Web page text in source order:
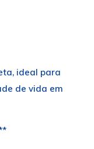
ideal para
de vida em